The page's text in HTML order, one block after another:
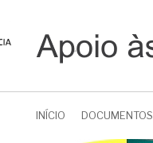
INÍCIO DOCUMENTOS